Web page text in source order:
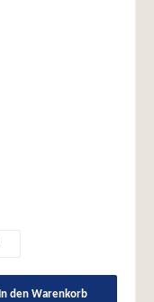
In den Warenkorb